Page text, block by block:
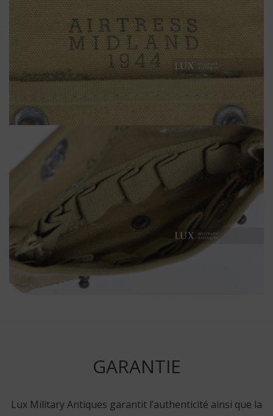
GARANTIE
Lux Military Antiques garantit l’authenticité ainsi que la